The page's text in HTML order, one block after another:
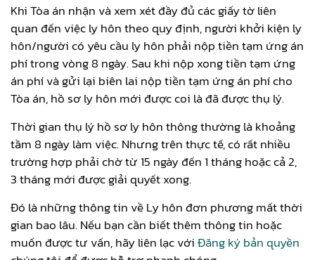
Khi Tòa án nhận và xem xét đầy đủ các giấy tờ liên
quan đến việc ly hôn theo quy định, người khởi kiện ly
hôn/người có yêu cầu ly hôn phải nộp tiền tạm ứng án
phí trong vòng 8 ngày. Sau khi nộp xong tiền tạm ứng
án phí và gửi lại biên lai nộp tiền tạm ứng án phí cho
Tòa án, hồ sơ ly hôn mới được coi là đã được thụ lý.
Thời gian thụ lý hồ sơ ly hôn thông thường là khoảng
tầm 8 ngày làm việc. Nhưng trên thực tế, có rất nhiều
trường hợp phải chờ từ 15 ngày đến 1 tháng hoặc cả 2,
3 tháng mới được giải quyết xong.
Đó là những thông tin về Ly hôn đơn phương mất thời
gian bao lâu. Nếu bạn cần biết thêm thông tin hoặc
muốn được tư vấn, hãy liên lạc vớiĐăng ký bản quyền